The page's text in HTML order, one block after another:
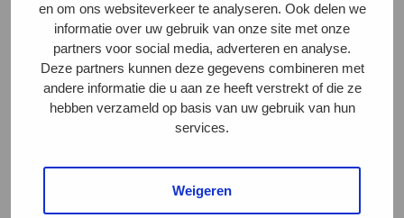
en om ons websiteverkeer te analyseren. Ook delen we
informatie over uw gebruik van onze site met onze
partners voor social media, adverteren en analyse.
Deze partners kunnen deze gegevens combineren met
andere informatie die u aan ze heeft verstrekt of die ze
hebben verzameld op basis van uw gebruik van hun
services.
Weigeren
Het was 2007 toen Marijke de Jong-Timmerman
samen met (inmiddels) oud-collega Bert van den Berg
de definitieve sprong in het diepe waagde. De
vleessector werd op dat moment al jaren geteisterd
door schandalen – van plofkippen tot dioxine – en
supermarkten voelden de druk van actiegroepen die
opkwamen voor de dieren.
“De veehouderij stond er niet goed op. Besmet vlees,